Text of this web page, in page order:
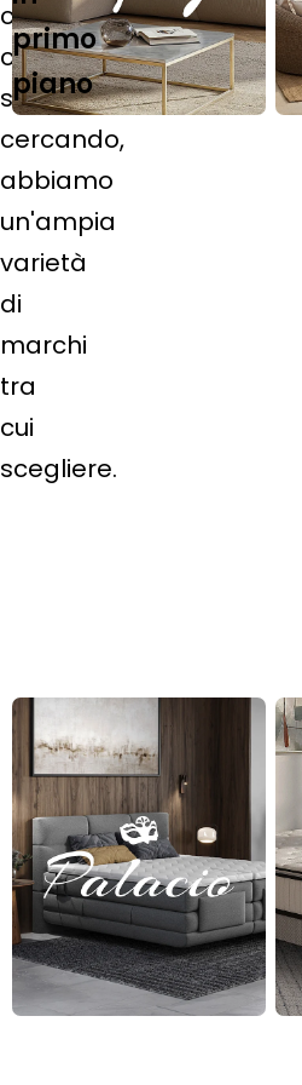
ciò
che
stai
cercando,
abbiamo
un'ampia
varietà
di
marchi
tra
cui
scegliere.
primo
piano